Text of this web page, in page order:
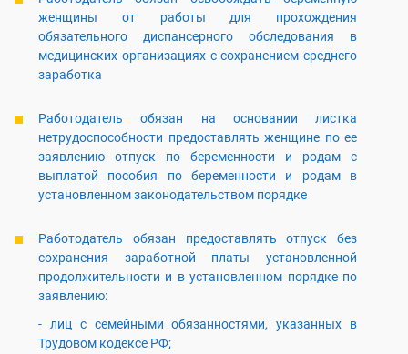
женщины от работы для прохождения
обязательного диспансерного обследования в
медицинских организациях с сохранением среднего
заработка
Работодатель обязан на основании листка
нетрудоспособности предоставлять женщине по ее
заявлению отпуск по беременности и родам с
выплатой пособия по беременности и родам в
установленном законодательством порядке
Работодатель обязан предоставлять отпуск без
сохранения заработной платы установленной
продолжительности и в установленном порядке по
заявлению:
- лиц с семейными обязанностями, указанных в
Трудовом кодексе РФ;